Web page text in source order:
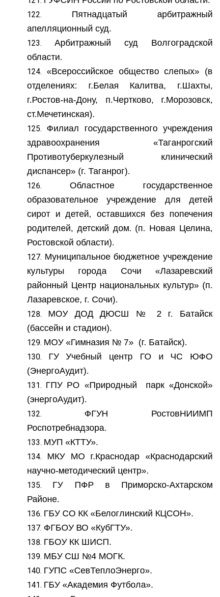
Пятнадцатый арбитражный
апелляционный суд.
Арбитражный суд Волгоградской
области.
«Всероссийское общество слепых» (в
отделениях: г.Белая Калитва, г.Шахты,
г.Ростов-на-Дону, п.Чертково, г.Морозовск,
ст.Мечетинская).
Филиал государственного учреждения
здравоохранения «Таганрогский
Противотуберкулезный клинический
диспансер» (г. Таганрог).
Областное государственное
образовательное учреждение для детей
сирот и детей, оставшихся без попечения
родителей, детский дом. (п. Новая Целина,
Ростовской области).
Муниципальное бюджетное учреждение
культуры города Сочи «Лазаревский
районный Центр национальных культур» (п.
Лазаревское, г. Сочи).
МОУ ДОД ДЮСШ № 2 г. Батайск
(бассейн и стадион).
МОУ «Гимназия № 7» (г. Батайск).
ГУ Учебный центр ГО и ЧС ЮФО
(ЭнергоАудит).
ГПУ РО «Природный парк «Донской»
(энергоАудит).
ФГУН РостовНИИМП
Роспотребнадзора.
МУП «КТТУ».
МКУ МО г.Краснодар «Краснодарский
научно-методический центр».
ГУ ПФР в Приморско-Ахтарском
Районе.
ГБУ СО КК «Белоглинский КЦСОН».
ФГБОУ ВО «КубГТУ».
ГБОУ КК ШИСП.
МБУ СШ №4 МОГК.
ГУПС «СевТеплоЭнерго».
ГБУ «Академия Футбола».